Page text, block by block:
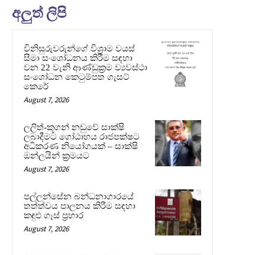
අලුත් ලිපි
විනිසුරුවරුන්ගේ විශ්‍රාම වයස්
සීමා සංශෝධනය කිරීම සඳහා
වන 22 වැනි ආණ්ඩුක්‍රම ව්‍යවස්ථා
සංශෝධන කෙටුම්පත ගැසට්
කෙරේ
August 7, 2026
ලලිත්-කූගන් නඩුවේ සාක්ෂි
ලබාදීමට ගෝඨාභය රාජපක්ෂට
අධිකරණ නියෝගයක් – සාක්ෂි
ඔන්ලයින් ක්‍රමයට
August 7, 2026
පල්ලන්සේන බන්ධනාගාරයේ
තත්ත්වය පාලනය කිරීම සඳහා
කඳුළු ගෑස් ප්‍රහාර
August 7, 2026